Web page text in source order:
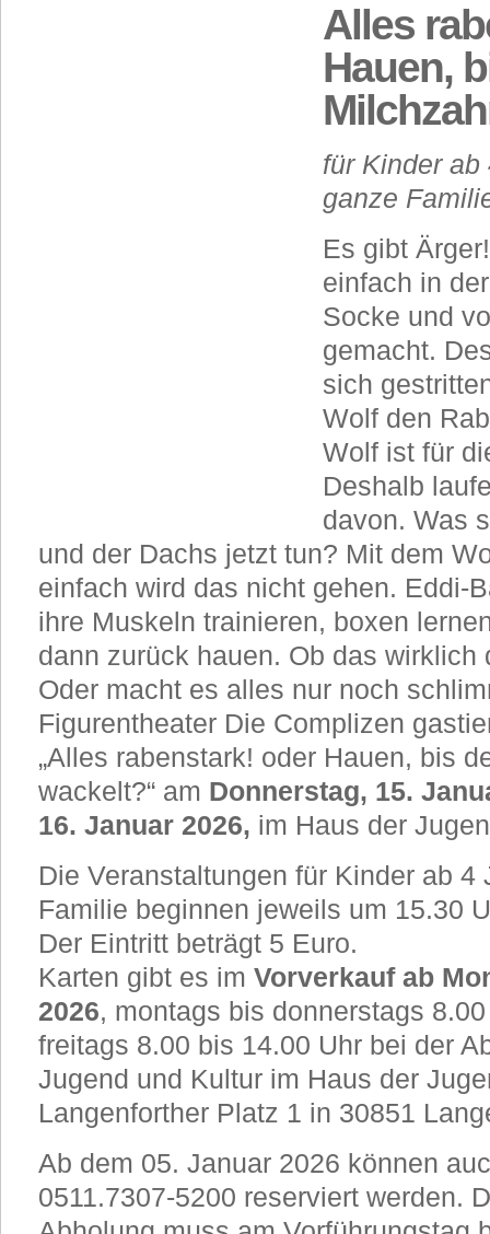
Alles
Hauen,
für Kinder ab
ganze
Es gibt
einfach in
Socke und
gemacht.
sich
Wolf den
Wolf ist für
Deshalb
davon. Was
und der Dachs jetzt tun? Mit dem
einfach wird das nicht gehen. Eddi-
ihre Muskeln trainieren, boxen
dann zurück hauen. Ob das wirklich
Oder macht es alles nur noch
Figurentheater Die Complizen
„Alles rabenstark! oder Hauen, bis
wackelt?“ am Donnerstag, 15.
16. Januar 2026, im Haus der
Die Veranstaltungen für Kinder ab 4
Familie beginnen jeweils um 15.30
Der Eintritt beträgt 5 Euro.
Karten gibt es im Vorverkauf ab
2026, montags bis donnerstags
freitags 8.00 bis 14.00 Uhr bei der
Jugend und Kultur im Haus der
Langenforther Platz 1 in 30851
Ab dem 05. Januar 2026 können
0511.7307-5200 reserviert werden.